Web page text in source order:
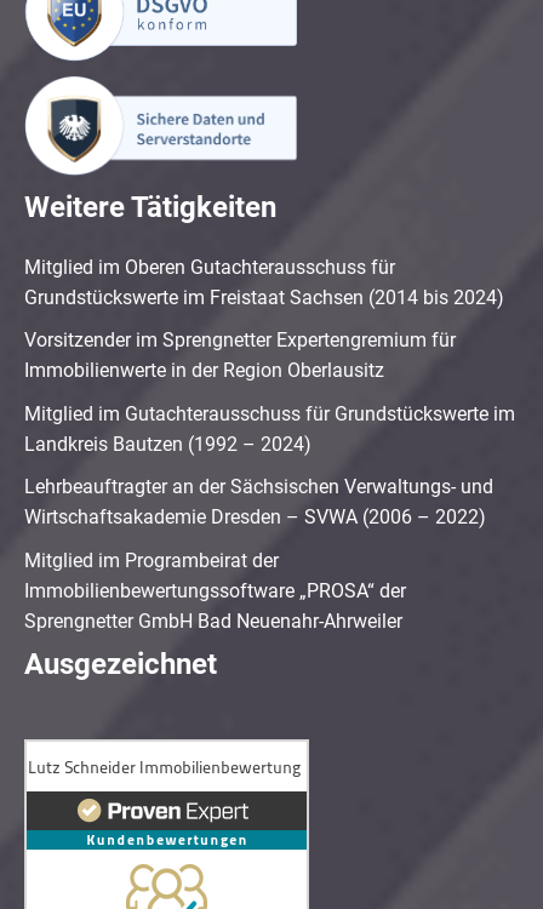
Weitere Tätigkeiten
Mitglied im Oberen Gutachterausschuss für
Grundstückswerte im Freistaat Sachsen (2014 bis 2024)
Vorsitzender im Sprengnetter Expertengremium für
Immobilienwerte in der Region Oberlausitz
Mitglied im Gutachterausschuss für Grundstückswerte im
Landkreis Bautzen (1992 – 2024)
Lehrbeauftragter an der Sächsischen Verwaltungs- und
Wirtschaftsakademie Dresden – SVWA (2006 – 2022)
Mitglied im Programbeirat der
Immobilienbewertungssoftware „PROSA“ der
Sprengnetter GmbH Bad Neuenahr-Ahrweiler
Ausgezeichnet